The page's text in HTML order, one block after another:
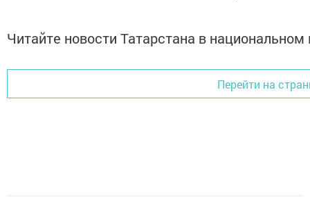
Читайте новости Татарстана в
Перейти на